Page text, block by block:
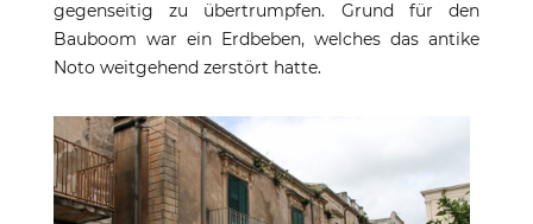
gegenseitig zu übertrumpfen. Grund für den
Bauboom war ein Erdbeben, welches das antike
Noto weitgehend zerstört hatte.